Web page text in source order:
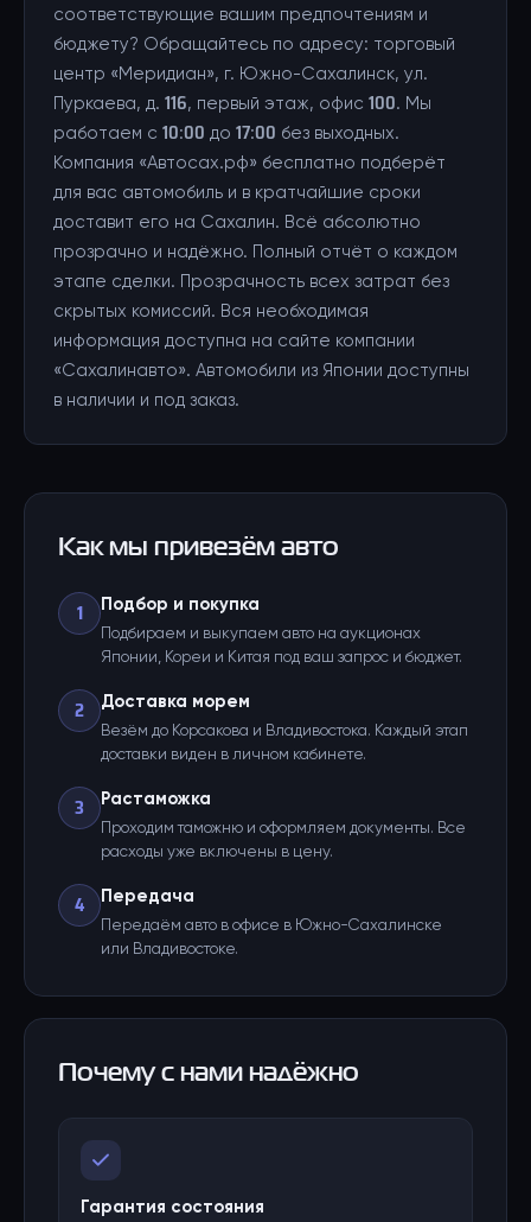
соответствующие вашим предпочтениям и
бюджету? Обращайтесь по адресу: торговый
центр «Меридиан», г. Южно-Сахалинск, ул.
Пуркаева, д. 116, первый этаж, офис 100. Мы
работаем с 10:00 до 17:00 без выходных.
Компания «Автосах.рф» бесплатно подберёт
для вас автомобиль и в кратчайшие сроки
доставит его на Сахалин. Всё абсолютно
прозрачно и надёжно. Полный отчёт о каждом
этапе сделки. Прозрачность всех затрат без
скрытых комиссий. Вся необходимая
информация доступна на сайте компании
«Сахалинавто». Автомобили из Японии доступны
в наличии и под заказ.
Как мы привезём авто
1 Подбор и покупка
Подбираем и выкупаем авто на аукционах
Японии, Кореи и Китая под ваш запрос и бюджет.
2 Доставка морем
Везём до Корсакова и Владивостока. Каждый этап
доставки виден в личном кабинете.
3 Растаможка
Проходим таможню и оформляем документы. Все
расходы уже включены в цену.
4 Передача
Передаём авто в офисе в Южно-Сахалинске
или Владивостоке.
Почему с нами надёжно
Гарантия состояния